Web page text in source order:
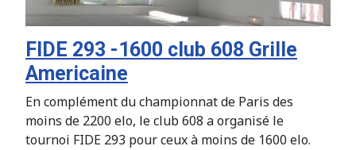
FIDE 293 -1600 club 608 Grille
Americaine
En complément du championnat de Paris des
moins de 2200 elo, le club 608 a organisé le
tournoi FIDE 293 pour ceux à moins de 1600 elo.